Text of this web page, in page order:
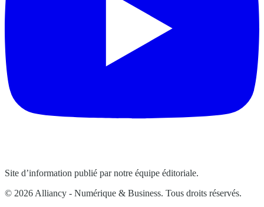
Site d’information publié par notre équipe éditoriale.
© 2026 Alliancy - Numérique & Business. Tous droits réservés.